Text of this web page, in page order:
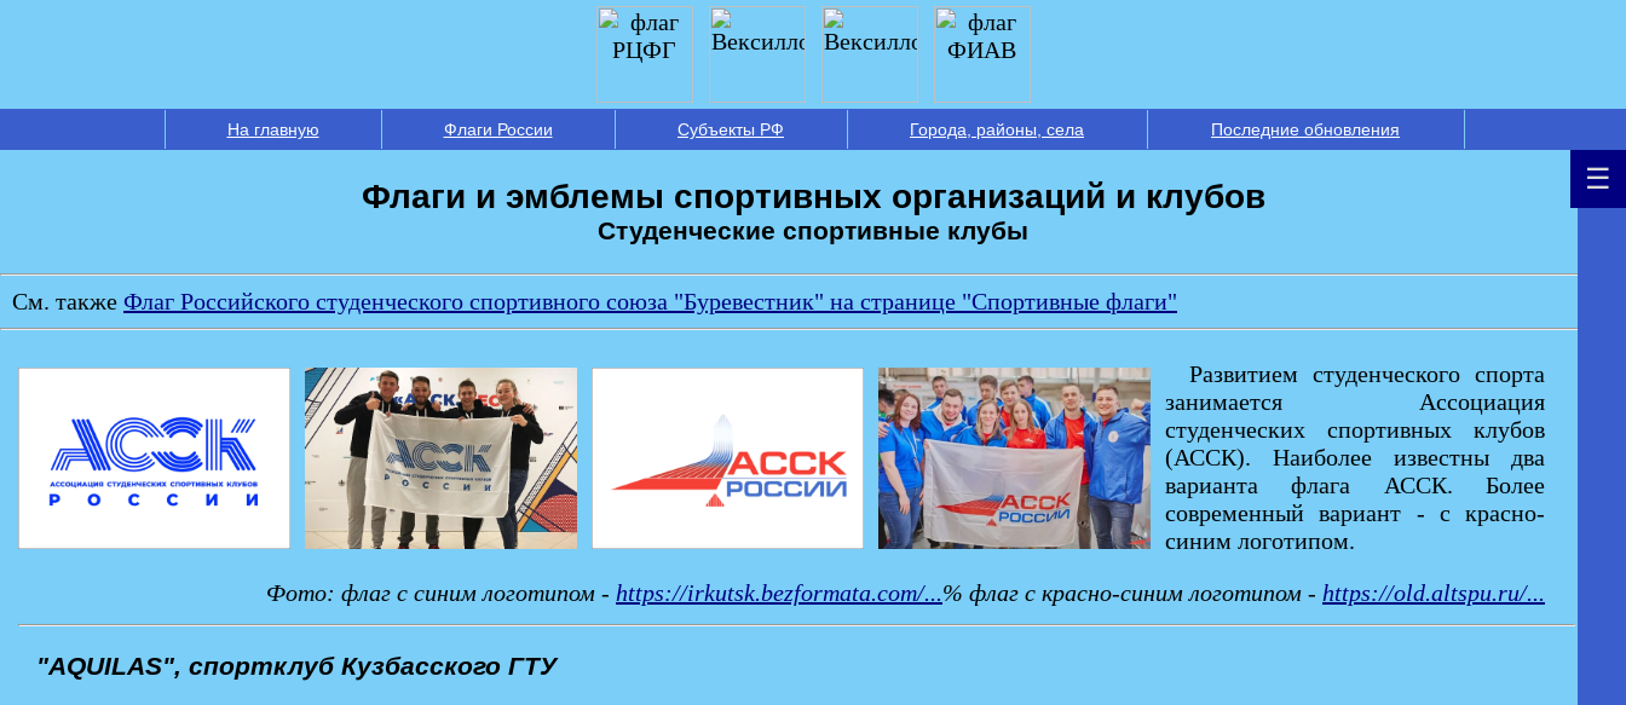
На главную Флаги России Субъекты РФ Города, районы, села Последние обновления
Флаги и эмблемы спортивных организаций и клубов
Студенческие спортивные клубы
См. также Флаг Российского студенческого спортивного союза "Буревестник" на странице "Спортивные флаги"
Развитием студенческого спорта
занимается Ассоциация
студенческих спортивных клубов
(АССК). Наиболее известны два
варианта флага АССК. Более
современный вариант - с красно-
синим логотипом.
Фото: флаг с синим логотипом - https://irkutsk.bezformata.com/...% флаг с красно-синим логотипом - https://old.altspu.ru/...
"AQUILAS", спортклуб Кузбасского ГТУ